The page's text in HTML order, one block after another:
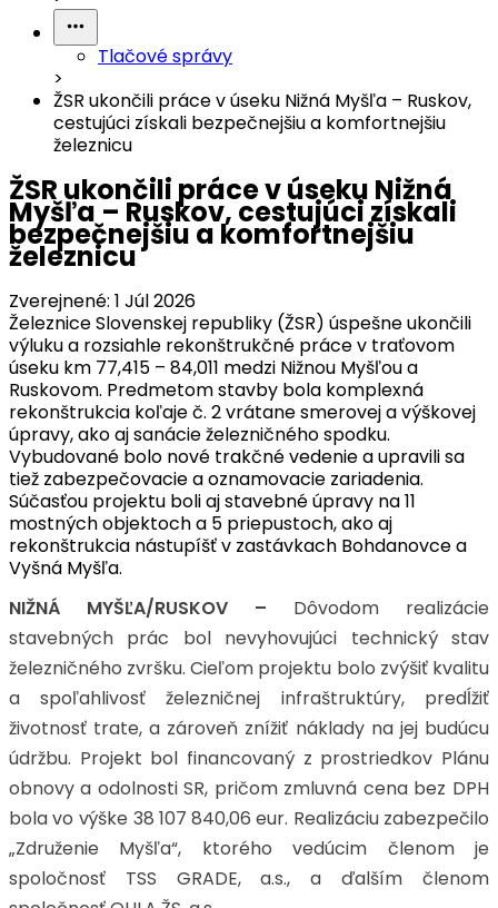
Tlačové správy
>
ŽSR ukončili práce v úseku Nižná Myšľa – Ruskov,
cestujúci získali bezpečnejšiu a komfortnejšiu
železnicu
ŽSR ukončili práce v úseku Nižná
Myšľa – Ruskov, cestujúci získali
bezpečnejšiu a komfortnejšiu
železnicu
Zverejnené: 1 Júl 2026
Železnice Slovenskej republiky (ŽSR) úspešne ukončili
výluku a rozsiahle rekonštrukčné práce v traťovom
úseku km 77,415 – 84,011 medzi Nižnou Myšľou a
Ruskovom. Predmetom stavby bola komplexná
rekonštrukcia koľaje č. 2 vrátane smerovej a výškovej
úpravy, ako aj sanácie železničného spodku.
Vybudované bolo nové trakčné vedenie a upravili sa
tiež zabezpečovacie a oznamovacie zariadenia.
Súčasťou projektu boli aj stavebné úpravy na 11
mostných objektoch a 5 priepustoch, ako aj
rekonštrukcia nástupíšť v zastávkach Bohdanovce a
Vyšná Myšľa.
NIŽNÁ MYŠĽA/RUSKOV – Dôvodom realizácie
stavebných prác bol nevyhovujúci technický stav
železničného zvršku. Cieľom projektu bolo zvýšiť kvalitu
a spoľahlivosť železničnej infraštruktúry, predĺžiť
životnosť trate, a zároveň znížiť náklady na jej budúcu
údržbu. Projekt bol financovaný z prostriedkov Plánu
obnovy a odolnosti SR, pričom zmluvná cena bez DPH
bola vo výške 38 107 840,06 eur. Realizáciu zabezpečilo
„Združenie Myšľa“, ktorého vedúcim členom je
spoločnosť TSS GRADE, a.s., a ďalším členom